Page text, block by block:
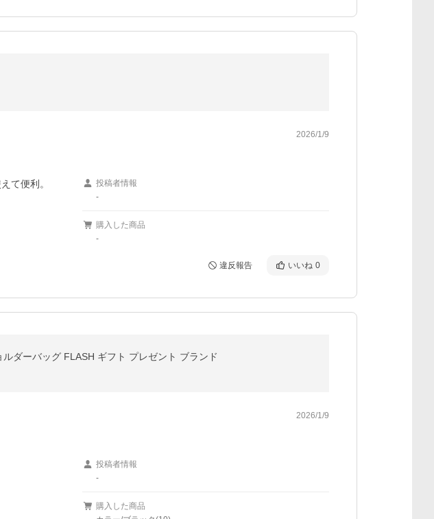
2026/1/9
て便利。
投稿者情報
-
購入した商品
-
違反報告 いいね 0
ダーバッグ FLASH ギフト プレゼント ブランド
2026/1/9
投稿者情報
-
購入した商品